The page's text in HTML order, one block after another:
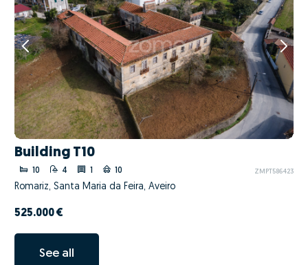
Building T10
10 4 10 ZMPT586423
Romariz, Santa Maria da Feira, Aveiro
525.000 €
See all